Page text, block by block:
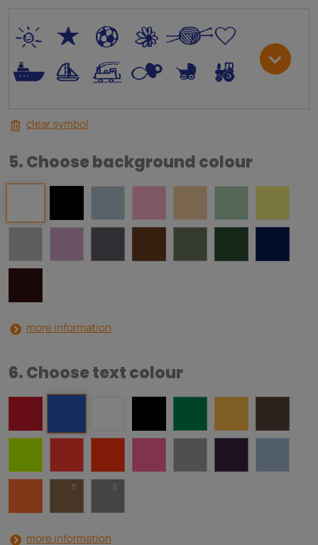
* V C + WU
. < ; S R M
clear symbol
5. Choose background colour
more information
6. Choose text colour
more information